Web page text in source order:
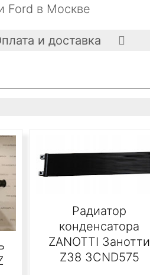
Ford в Москве
и доставка 
Радиатор
конденсатора
ZANOTTI Занотти
Z38 3CND575